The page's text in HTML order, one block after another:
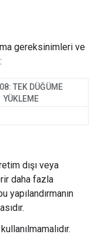
gereksinimleri ve
TEK DÜĞÜME
YÜKLEME
dışı veya
daha fazla
yapılandırmanın